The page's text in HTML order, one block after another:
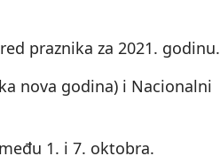
praznika za 2021. godinu.
nova godina) i Nacionalni
1. i 7. oktobra.